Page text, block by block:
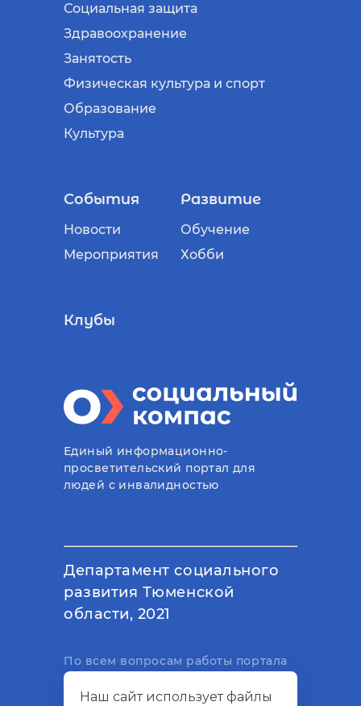
Социальная защита
Здравоохранение
Занятость
Физическая культура и спорт
Образование
Культура
События
Новости
Мероприятия
Развитие
Обучение
Хобби
Клубы
Единый информационно-
просветительский портал для
людей с инвалидностью
Департамент социального
развития Тюменской
области, 2021
По всем вопросам работы портала
Наш сайт использует файлы